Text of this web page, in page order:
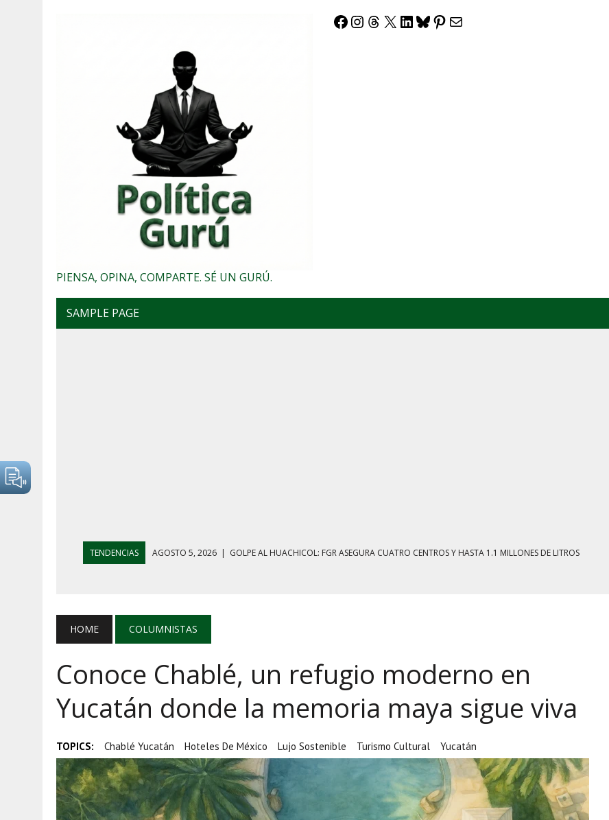
PIENSA, OPINA, COMPARTE. SÉ UN GURÚ.
Facebook
Instagram
Threads
X LinkedIn
Bluesky
Pinterest
Correo electrónico
SAMPLE PAGE
TENDENCIAS AGOSTO 4, 2026 | MAÑANERA DEL 4 DE AGOSTO: CINCO FRENTES BAJO EXAMEN
AGOSTO 5, 2026 | TRANSPARENCIA, HUACHICOL Y EXAMEN DE LA UNAM MARCAN LA JORNADA
| GOLPE AL HUACHICOL: FGR ASEGURA CUATRO CENTROS Y HASTA 1.1 MILLONES DE LITROS
HOME COLUMNISTAS
Conoce Chablé, un refugio moderno en
Yucatán donde la memoria maya sigue viva
TOPICS: Chablé Yucatán Hoteles De México Lujo Sostenible Turismo Cultural Yucatán